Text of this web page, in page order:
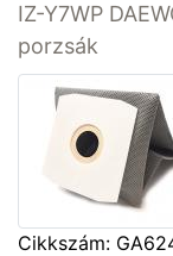
IZ-Y7WP
porzsák
Cikkszám: